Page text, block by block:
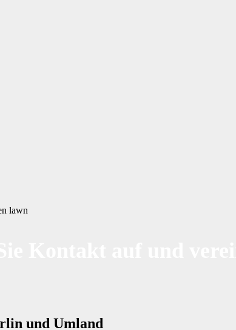
und Umland